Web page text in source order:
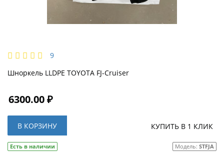
9
Шноркель LLDPE TOYOTA FJ-Cruiser
6300.00 ₽
В КОРЗИНУ КУПИТЬ В 1 КЛИК
Есть в наличии Модель: STFJA